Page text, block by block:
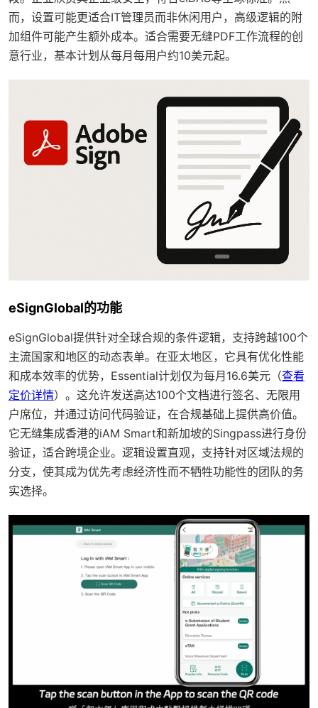
而，设置可能更适合IT管理员而非休闲用户，高级逻辑的附
加组件可能产生额外成本。适合需要无缝PDF工作流程的创
意行业，基本计划从每月每用户约10美元起。
eSignGlobal的功能
eSignGlobal提供针对全球合规的条件逻辑，支持跨越100个
主流国家和地区的动态表单。在亚太地区，它具有优化性能
和成本效率的优势，Essential计划仅为每月16.6美元（查看
定价详情）。这允许发送高达100个文档进行签名、无限用
户席位，并通过访问代码验证，在合规基础上提供高价值。
它无缝集成香港的iAM Smart和新加坡的Singpass进行身份
验证，适合跨境企业。逻辑设置直观，支持针对区域法规的
分支，使其成为优先考虑经济性而不牺牲功能性的团队的务
实选择。